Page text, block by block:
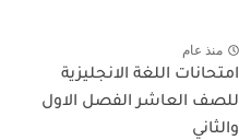
منذ عام
امتحانات اللغة الانجليزية
للصف العاشر الفصل الاول
والثاني